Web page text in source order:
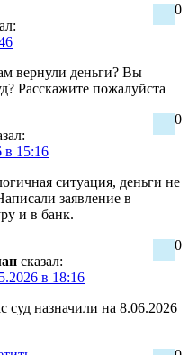
0
вернули деньги? Вы
Расскажите пожалуйста
0
в 15:16
ситуация, деньги не
заявление в
и в банк.
0
сказал:
в 18:16
суд назначили на 8.06.2026